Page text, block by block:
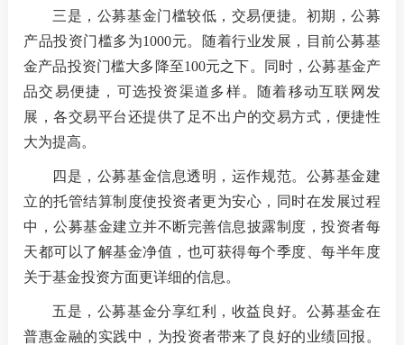
三是 ，公募基金门槛较低，交易便捷。初期，公募
产品投资门槛多为1000元。随着行业发展，目前公募基
金产品投资门槛大多降至100元之下。同时，公募基金产
品交易便捷，可选投资渠道多样。随着移动互联网发
展，各交易平台还提供了足不出户的交易方式，便捷性
大为提高。
四是 ，公募基金信息透明，运作规范。公募基金建
立的托管结算制度使投资者更为安心，同时在发展过程
中，公募基金建立并不断完善信息披露制度，投资者每
天都可以了解基金净值，也可获得每个季度、每半年度
关于基金投资方面更详细的信息。
五是 ，公募基金分享红利，收益良好。公募基金在
普惠金融的实践中，为投资者带来了良好的业绩回报。